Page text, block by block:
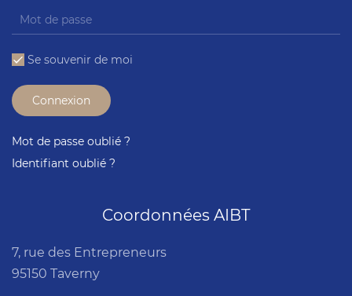
Se souvenir de moi
Connexion
Mot de passe oublié ?
Identifiant oublié ?
Coordonnées AIBT
7, rue des Entrepreneurs
95150 Taverny